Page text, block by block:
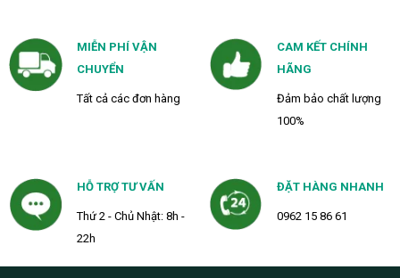
MIỄN PHÍ VẬN
CHUYỂN
Tất cả các đơn hàng
CAM KẾT CHÍNH
HÃNG
Đảm bảo chất lượng
100%
HỖ TRỢ TƯ VẤN
Thứ 2 - Chủ Nhật: 8h -
22h
ĐẶT HÀNG NHANH
0962 15 86 61